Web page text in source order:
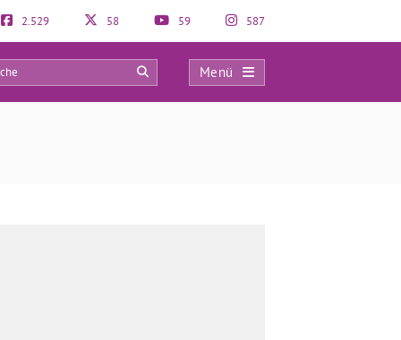
2.529 58 59 587
Menü
0